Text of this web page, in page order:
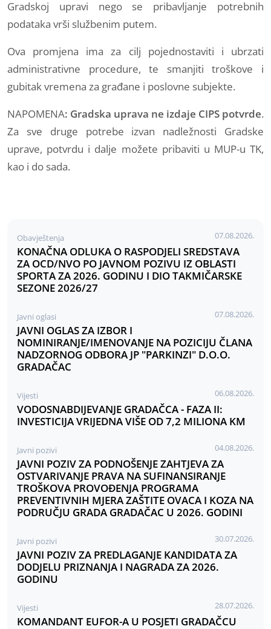
Gradskoj upravi nego se pribavljanje potrebnih
podataka vrši službenim putem.
Ova promjena ima za cilj pojednostaviti i ubrzati
administrativne procedure, te smanjiti troškove i
gubitak vremena za građane i poslovne subjekte.
NAPOMENA: Gradska uprava ne izdaje CIPS potvrde.
Za sve druge potrebe izvan nadležnosti Gradske
uprave, potvrdu i dalje možete pribaviti u MUP-u TK,
kao i do sada.
Obavještenja 07.08.2026.
KONAČNA ODLUKA O RASPODJELI SREDSTAVA
ZA OCD/NVO PO JAVNOM POZIVU IZ OBLASTI
SPORTA ZA 2026. GODINU I DIO TAKMIČARSKE
SEZONE 2026/27
Javni oglasi 07.08.2026.
JAVNI OGLAS ZA IZBOR I
NOMINIRANJE/IMENOVANJE NA POZICIJU ČLANA
NADZORNOG ODBORA JP "PARKINZI" D.O.O.
GRADAČAC
Vijesti 06.08.2026.
VODOSNABDIJEVANJE GRADAČCA - FAZA II:
INVESTICIJA VRIJEDNA VIŠE OD 7,2 MILIONA KM
Javni pozivi 04.08.2026.
JAVNI POZIV ZA PODNOŠENJE ZAHTJEVA ZA
OSTVARIVANJE PRAVA NA SUFINANSIRANJE
TROŠKOVA PROVOĐENJA PROGRAMA
PREVENTIVNIH MJERA ZAŠTITE OVACA I KOZA NA
PODRUČJU GRADA GRADAČAC U 2026. GODINI
Javni pozivi 30.07.2026.
JAVNI POZIV ZA PREDLAGANJE KANDIDATA ZA
DODJELU PRIZNANJA I NAGRADA ZA 2026.
GODINU
Vijesti 28.07.2026.
KOMANDANT EUFOR-A U POSJETI GRADAČCU